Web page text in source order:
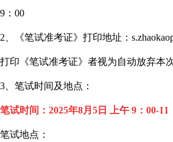
9：00
2、《笔试准考证》打印地址：
打印《笔试准考证》者视为自动放弃本
3、笔试时间及地点：
笔试时间：2025年8月5日 上午 9：00-11
笔试地点：